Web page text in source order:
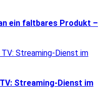
ein faltbares Produkt –
Streaming-Dienst im